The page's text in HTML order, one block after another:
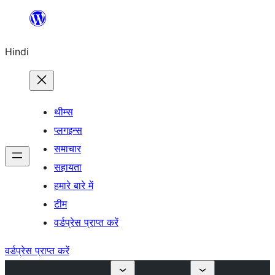
सामग्री
जाएं
Hindi
थीम्स
प्लगइन्स
समाचार
सहायता
हमारे बारे में
टीम
वर्डप्रेस प्राप्त करें
वर्डप्रेस प्राप्त करें